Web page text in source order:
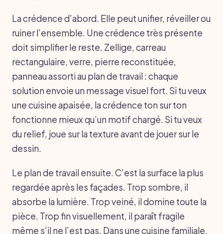
La crédence d’abord. Elle peut unifier, réveiller ou
ruiner l’ensemble. Une crédence très présente
doit simplifier le reste. Zellige, carreau
rectangulaire, verre, pierre reconstituée,
panneau assorti au plan de travail : chaque
solution envoie un message visuel fort. Si tu veux
une cuisine apaisée, la crédence ton sur ton
fonctionne mieux qu’un motif chargé. Si tu veux
du relief, joue sur la texture avant de jouer sur le
dessin.
Le plan de travail ensuite. C’est la surface la plus
regardée après les façades. Trop sombre, il
absorbe la lumière. Trop veiné, il domine toute la
pièce. Trop fin visuellement, il paraît fragile
même s’il ne l’est pas. Dans une cuisine familiale,